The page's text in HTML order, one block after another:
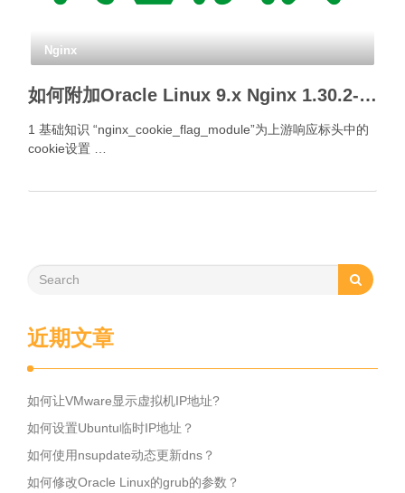
Nginx
如何附加Oracle Linux 9.x Nginx 1.30.2- Cookie标签模块？
1 基础知识 “nginx_cookie_flag_module”为上游响应标头中的
cookie设置 …
近期文章
如何让VMware显示虚拟机IP地址?
如何设置Ubuntu临时IP地址？
如何使用nsupdate动态更新dns？
如何修改Oracle Linux的grub的参数？